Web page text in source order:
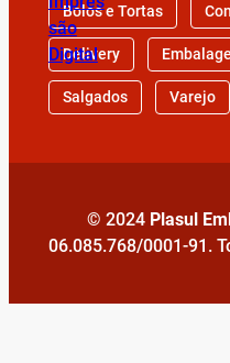
Bolos e Tortas
Delivery
Salgados Varejo
© 2024 Plasul
06.085.768/0001-91.